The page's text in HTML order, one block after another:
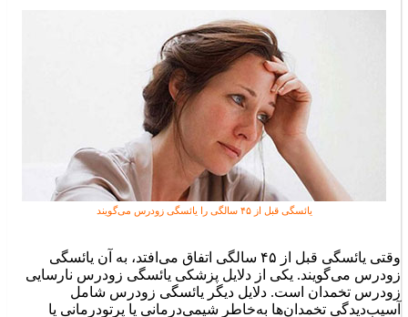
یائسگی قبل از ۴۵ سالگی را یائسگی زودرس می‌گویند
وقتی یائسگی قبل از ۴۵ سالگی اتفاق می‌افتد، به آن یائسگی
زودرس می‌گویند. یکی از دلایل پزشکی یائسگی زودرس نارسایی
زودرس تخمدان است. دلایل دیگر یائسگی زودرس شامل
آسیب‌دیدگی تخمدان‌ها به‌خاطر شیمی‌درمانی یا پرتودرمانی یا